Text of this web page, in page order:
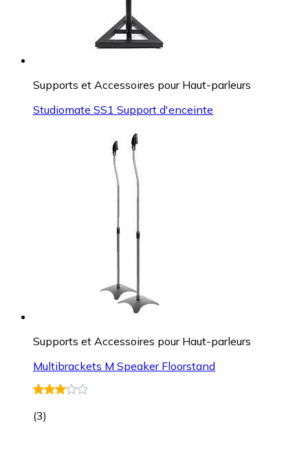
Supports et Accessoires pour Haut-parleurs
Studiomate SS1 Support d'enceinte
Supports et Accessoires pour Haut-parleurs
Multibrackets M Speaker Floorstand
(3)